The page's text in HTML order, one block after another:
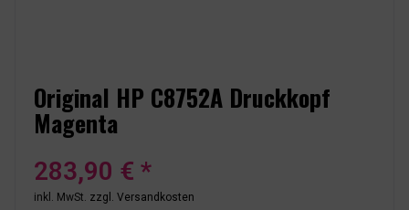
Original HP C8752A Druckkopf
Magenta
283,90 € *
inkl. MwSt. zzgl. Versandkosten